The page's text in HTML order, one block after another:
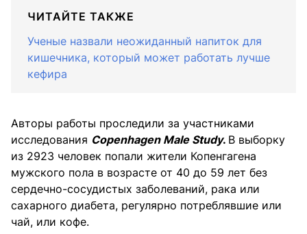
ЧИТАЙТЕ ТАКЖЕ
Ученые назвали неожиданный напиток для
кишечника, который может работать лучше
кефира
Авторы работы проследили за участниками
исследования Copenhagen Male Study. В выборку
из 2923 человек попали жители Копенгагена
мужского пола в возрасте от 40 до 59 лет без
сердечно-сосудистых заболеваний, рака или
сахарного диабета, регулярно потреблявшие или
чай, или кофе.